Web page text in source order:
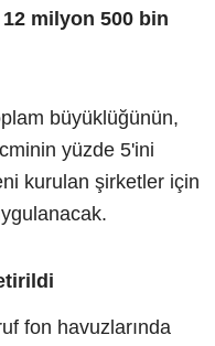
12 milyon 500 bin
büyüklüğünün,
yüzde 5'ini
kurulan şirketler için
fon havuzlarında